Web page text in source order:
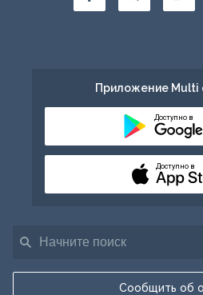
Сообщить об
Приложение Multi
Доступно в
Доступно в